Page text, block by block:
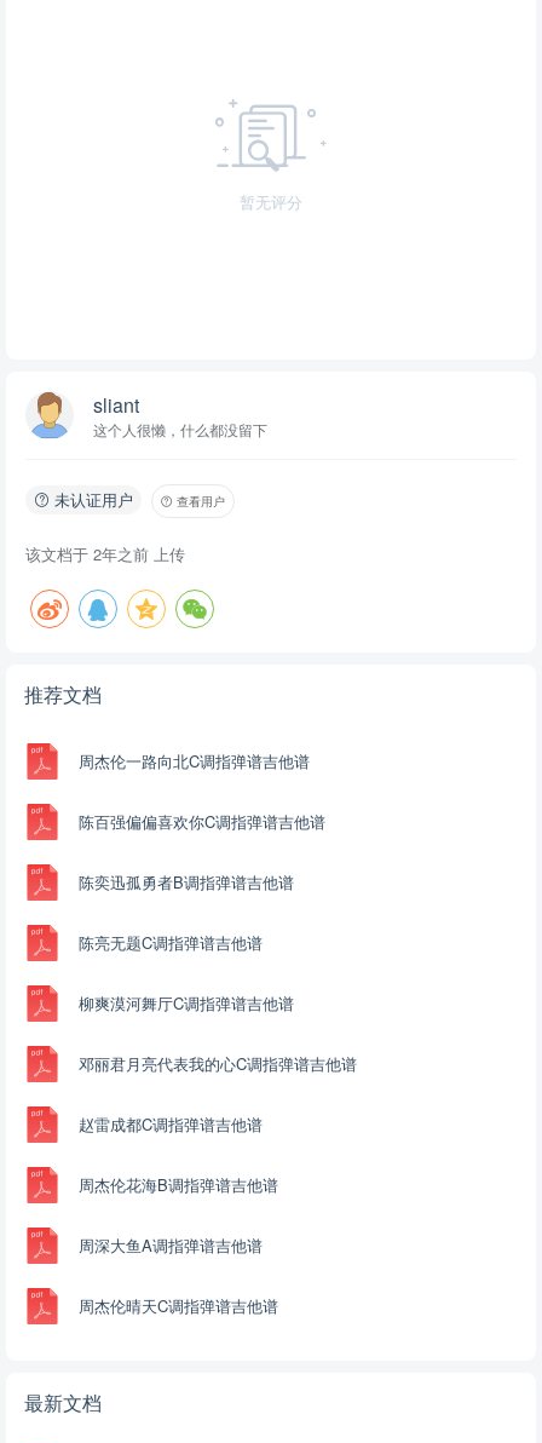
暂无评分
sliant
这个人很懒，什么都没留下
未认证用户 查看用户
该文档于 2年之前 上传
推荐文档
周杰伦一路向北C调指弹谱吉他谱
陈百强偏偏喜欢你C调指弹谱吉他谱
陈奕迅孤勇者B调指弹谱吉他谱
陈亮无题C调指弹谱吉他谱
柳爽漠河舞厅C调指弹谱吉他谱
邓丽君月亮代表我的心C调指弹谱吉他谱
赵雷成都C调指弹谱吉他谱
周杰伦花海B调指弹谱吉他谱
周深大鱼A调指弹谱吉他谱
周杰伦晴天C调指弹谱吉他谱
最新文档